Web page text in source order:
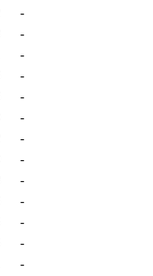
-
-
-
-
-
-
-
-
-
-
-
-
-